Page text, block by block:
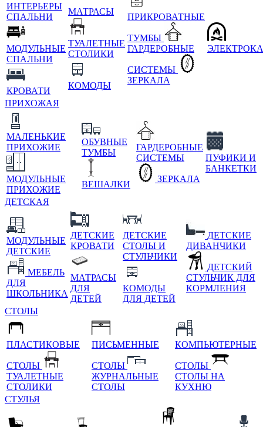
ИНТЕРЬЕРЫ
СПАЛЬНИ
МОДУЛЬНЫЕ
СПАЛЬНИ
КРОВАТИ
МАТРАСЫ
ТУАЛЕТНЫЕ
СТОЛИКИ
КОМОДЫ
ПРИКРОВАТНЫЕ
ТУМБЫ
ГАРДЕРОБНЫЕ
СИСТЕМЫ
ЗЕРКАЛА
ПРИХОЖАЯ
МАЛЕНЬКИЕ
ПРИХОЖИЕ
МОДУЛЬНЫЕ
ПРИХОЖИЕ
ОБУВНЫЕ
ТУМБЫ
ВЕШАЛКИ
ГАРДЕРОБНЫЕ
СИСТЕМЫ
ЗЕРКАЛА
ПУФИКИ И
БАНКЕТКИ
ДЕТСКАЯ
МОДУЛЬНЫЕ
ДЕТСКИЕ
МЕБЕЛЬ
ДЛЯ
ШКОЛЬНИКА
ДЕТСКИЕ
КРОВАТИ
МАТРАСЫ
ДЛЯ
ДЕТЕЙ
ДЕТСКИЕ
СТОЛЫ И
СТУЛЬЧИКИ
КОМОДЫ
ДЛЯ ДЕТЕЙ
ДЕТСКИЕ
ДИВАНЧИКИ
ДЕТСКИЙ
СТУЛЬЧИК ДЛЯ
КОРМЛЕНИЯ
СТОЛЫ
ПЛАСТИКОВЫЕ
СТОЛЫ
ТУАЛЕТНЫЕ
СТОЛИКИ
ПИСЬМЕННЫЕ
СТОЛЫ
ЖУРНАЛЬНЫЕ
СТОЛЫ
КОМПЬЮТЕРНЫЕ
СТОЛЫ
СТОЛЫ НА
КУХНЮ
СТУЛЬЯ